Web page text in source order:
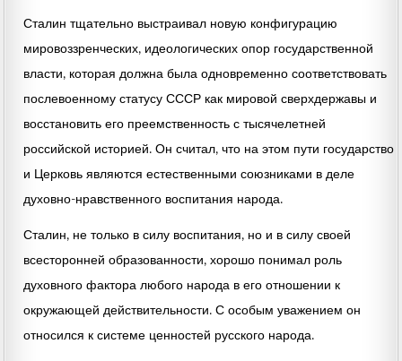
Сталин тщательно выстраивал новую конфигурацию
мировоззренческих, идеологических опор государственной
власти, которая должна была одновременно соответствовать
послевоенному статусу СССР как мировой сверхдержавы и
восстановить его преемственность с тысячелетней
российской историей. Он считал, что на этом пути государство
и Церковь являются естественными союзниками в деле
духовно-нравственного воспитания народа.
Сталин, не только в силу воспитания, но и в силу своей
всесторонней образованности, хорошо понимал роль
духовного фактора любого народа в его отношении к
окружающей действительности. С особым уважением он
относился к системе ценностей русского народа.